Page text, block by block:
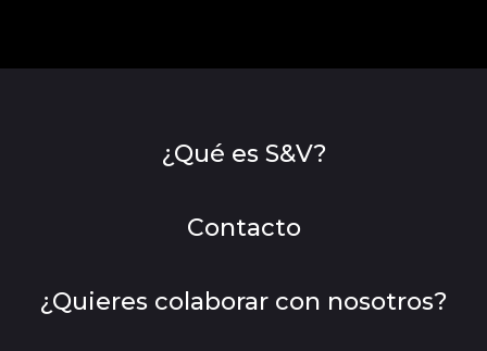
¿Qué es S&V?
Contacto
¿Quieres colaborar con nosotros?